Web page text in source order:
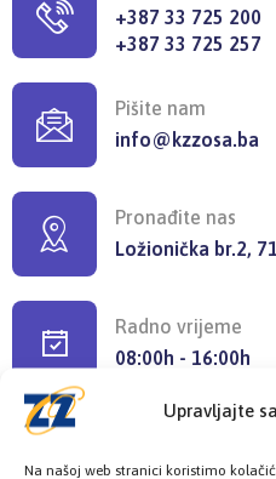
Upravljajte
Na našoj web stranici koristimo
+387 33 725 200
+387 33 725 257
Pišite nam
info@kzzosa.ba
Pronađite nas
Ložionička br.2,
Radno vrijeme
08:00h - 16:00h